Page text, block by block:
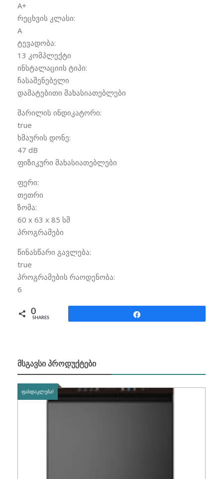
A+
რეცხვის კლასი:
A
ტევადობა:
13 კომპლექტი
ინსტალაციის ტიპი:
ჩასაშენებელი
დამატებითი მახასიათებლები
მარილის ინდიკატორი:
true
ხმაურის დონე:
47 dB
ფიზიკური მახასიათებლები
ფერი:
თეთრი
ზომა:
60 x 63 x 85 სმ
პროგრამები
წინასწარი გავლება:
true
პროგრამების რაოდენობა:
6
0
SHARES
ᲛᲡᲒᲐᲕᲡᲘ ᲞᲠᲝᲓᲣᲥᲢᲔᲑᲘ
ᲤᲐᲡᲓᲐᲙᲚᲔᲑᲐ!